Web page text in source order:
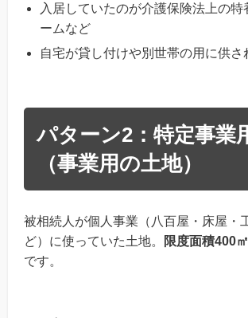
入居していたのが介護保険法上の特
ームなど
自宅が貸し付けや別世帯の用に供さ
パターン2：特定事業
（事業用の土地）
被相続人が個人事業（八百屋・床屋・
ど）に使っていた土地。
限度面積400
です。